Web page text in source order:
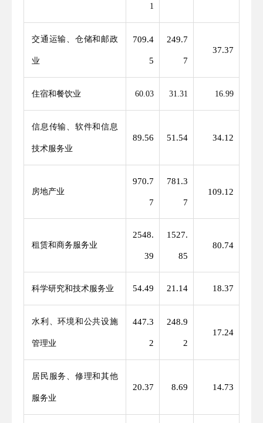
1
交通运输、仓储和邮政
业
709.4
5
249.7
7
37.37
住宿和餐饮业 60.03 31.31 16.99
信息传输、软件和信息
技术服务业
89.56 51.54 34.12
房地产业
970.7
7
781.3
7
109.12
租赁和商务服务业
2548.
39
1527.
85
80.74
科学研究和技术服务业 54.49 21.14 18.37
水利、环境和公共设施
管理业
447.3
2
248.9
2
17.24
居民服务、修理和其他
服务业
20.37 8.69 14.73